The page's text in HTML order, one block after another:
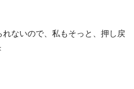
ないので、私もそっと、押し戻